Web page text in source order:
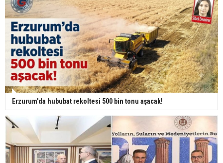
Erzurum'da hububat rekoltesi 500 bin tonu aşacak!